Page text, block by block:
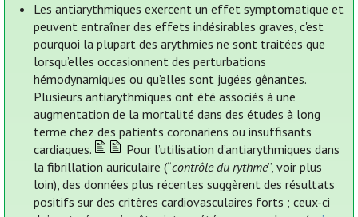
Les antiarythmiques exercent un effet symptomatique et
peuvent entraîner des effets indésirables graves, c'est
pourquoi la plupart des arythmies ne sont traitées que
lorsqu’elles occasionnent des perturbations
hémodynamiques ou qu’elles sont jugées gênantes.
Plusieurs antiarythmiques ont été associés à une
augmentation de la mortalité dans des études à long
terme chez des patients coronariens ou insuffisants
cardiaques.
Pour l’utilisation d’antiarythmiques dans
la fibrillation auriculaire (“contrôle du rythme”, voir plus
loin), des données plus récentes suggèrent des résultats
positifs sur des critères cardiovasculaires forts ; ceux-ci